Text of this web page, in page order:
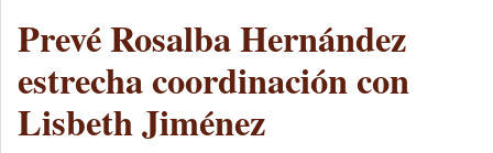
Prevé Rosalba Hernández
estrecha coordinación con
Lisbeth Jiménez